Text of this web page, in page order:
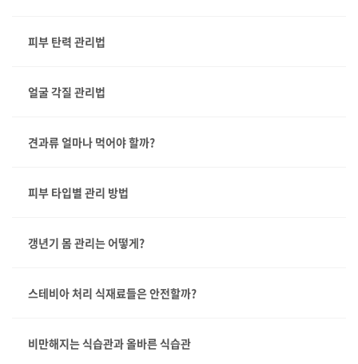
피부 탄력 관리법
얼굴 각질 관리법
견과류 얼마나 먹어야 할까?
피부 타입별 관리 방법
갱년기 몸 관리는 어떻게?
스테비아 처리 식재료들은 안전할까?
비만해지는 식습관과 올바른 식습관